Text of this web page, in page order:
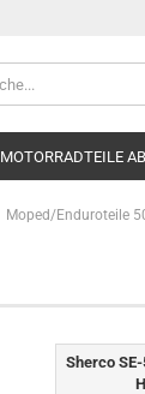
MOTORRADTEILE
Moped/Enduroteile
Sherco